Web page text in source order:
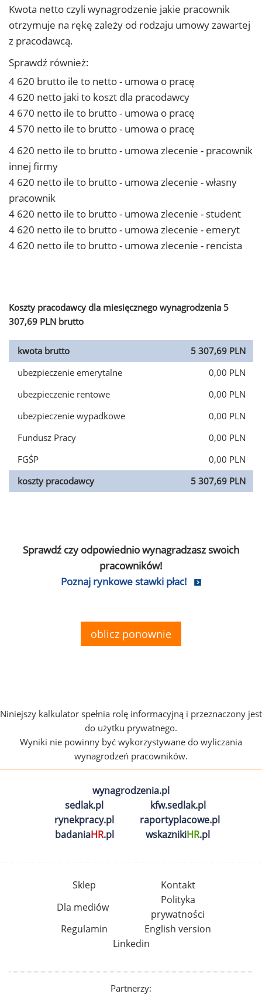
Kwota netto czyli wynagrodzenie jakie pracownik
otrzymuje na rękę zależy od rodzaju umowy zawartej
z pracodawcą.
Sprawdź również:
4 620 brutto ile to netto - umowa o pracę
4 620 netto jaki to koszt dla pracodawcy
4 670 netto ile to brutto - umowa o pracę
4 570 netto ile to brutto - umowa o pracę
4 620 netto ile to brutto - umowa zlecenie - pracownik
innej firmy
4 620 netto ile to brutto - umowa zlecenie - własny
pracownik
4 620 netto ile to brutto - umowa zlecenie - student
4 620 netto ile to brutto - umowa zlecenie - emeryt
4 620 netto ile to brutto - umowa zlecenie - rencista
Koszty pracodawcy dla miesięcznego wynagrodzenia 5
307,69 PLN brutto
kwota brutto
5 307,69 PLN
ubezpieczenie emerytalne
0,00 PLN
ubezpieczenie rentowe
0,00 PLN
ubezpieczenie wypadkowe
0,00 PLN
Fundusz Pracy
0,00 PLN
FGŚP
0,00 PLN
koszty pracodawcy
5 307,69 PLN
Sprawdź czy odpowiednio wynagradzasz swoich
pracowników!
Poznaj rynkowe stawki płac!
oblicz ponownie
Niniejszy kalkulator spełnia rolę informacyjną i przeznaczony jest
do użytku prywatnego.
Wyniki nie powinny być wykorzystywane do wyliczania
wynagrodzeń pracowników.
wynagrodzenia.pl
sedlak.pl
kfw.sedlak.pl
rynekpracy.pl
raportyplacowe.pl
badaniaHR.pl wskaznikiHR.pl
Sklep
Kontakt
Dla mediów
Polityka
prywatności
Regulamin
English version
Linkedin
Partnerzy: